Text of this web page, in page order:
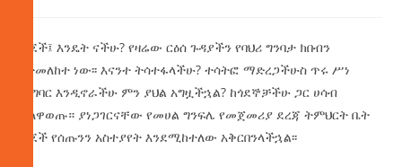
ልጆች፤ እንዴት ናችሁ? የዛሬው ርዕሰ ጉዳያችን የባህሪ ግንባታ ክበብን
የተመለከተ ነው፡፡ እናንተ ትሳተፋላችሁ? ተሳትፎ ማድረጋችሁስ ጥሩ ሥነ
ምግባር እንዲኖራችሁ ምን ያህል አግዟችኋል? ከጎደኞቻችሁ ጋር ሀሳብ
ተለዋወጡ። ያነጋገርናቸው የመሀል ግንፍሌ የመጀመሪያ ደረጃ ትምህርት ቤት
ልጆች የሰጡንን አስተያየት እንደሚከተለው አቅርበንላችኋል፡፡